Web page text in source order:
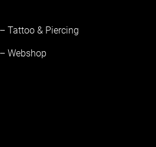
Tattoo & Piercing
Webshop